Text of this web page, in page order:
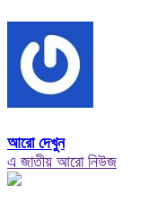
আরো দেখুন
এ জাতীয় আরো নিউজ